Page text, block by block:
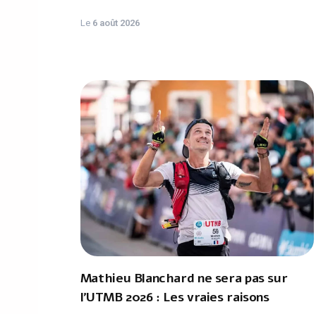
Le 6 août 2026
Mathieu Blanchard ne sera pas sur
l'UTMB 2026 : Les vraies raisons